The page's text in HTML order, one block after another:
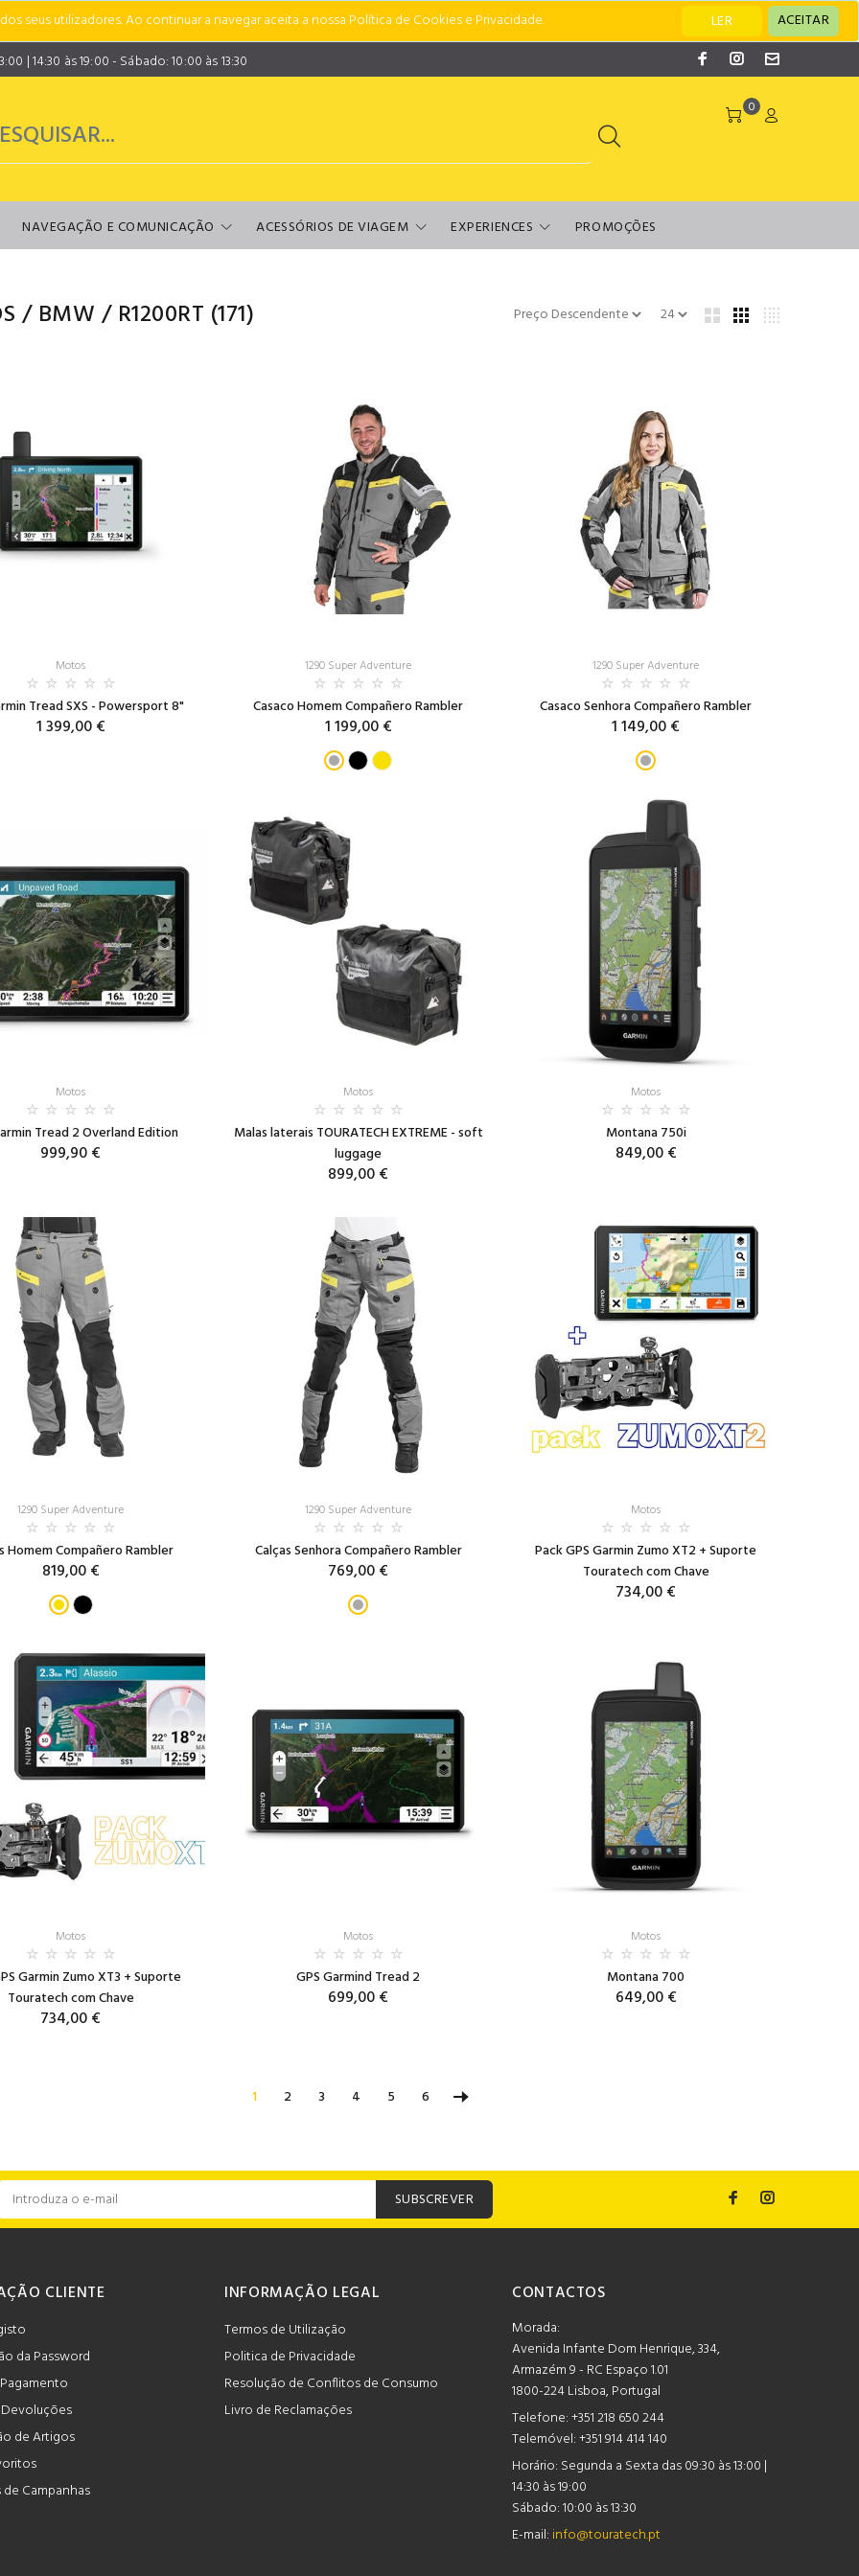
seus utilizadores. Ao continuar a navegar aceita a nossa Política de Cookies e Privacidade. LER
ACEITAR
| 14:30 às 19:00 - Sábado: 10:00 às 13:30
0
NAVEGAÇÃO E COMUNICAÇÃO ACESSÓRIOS DE VIAGEM EXPERIENCES PROMOÇÕES
/ BMW / R1200RT (171)
Motos
Tread SXS - Powersport 8"
1 399,00 €
1290 Super Adventure
Casaco Homem Compañero Rambler
1 199,00 €
1290 Super Adventure
Casaco Senhora Compañero Rambler
1 149,00 €
Motos
Tread 2 Overland Edition
999,90 €
Motos
Malas laterais TOURATECH EXTREME - soft
luggage
899,00 €
Motos
Montana 750i
849,00 €
1290 Super Adventure
Homem Compañero Rambler
819,00 €
1290 Super Adventure
Calças Senhora Compañero Rambler
769,00 €
Motos
Pack GPS Garmin Zumo XT2 + Suporte
Touratech com Chave
734,00 €
Motos
Garmin Zumo XT3 + Suporte
Touratech com Chave
734,00 €
Motos
GPS Garmind Tread 2
699,00 €
Motos
Montana 700
649,00 €
1 2 3 4 5 6
SUBSCREVER
CLIENTE
da Password
de Artigos
Campanhas
INFORMAÇÃO LEGAL
Termos de Utilização
Politica de Privacidade
Resolução de Conflitos de Consumo
Livro de Reclamações
CONTACTOS
Morada:
Avenida Infante Dom Henrique, 334,
Armazém 9 - RC Espaço 1.01
1800-224 Lisboa, Portugal
Telefone:+351 218 650 244
Telemóvel: +351 914 414 140
Horário: Segunda a Sexta das 09:30 às 13:00 |
14:30 às 19:00
Sábado: 10:00 às 13:30
E-mail: info@touratech.pt